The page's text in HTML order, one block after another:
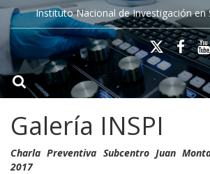
Instituto Nacional de Investigación en
Galería INSPI
Charla Preventiva Subcentro Juan
2017